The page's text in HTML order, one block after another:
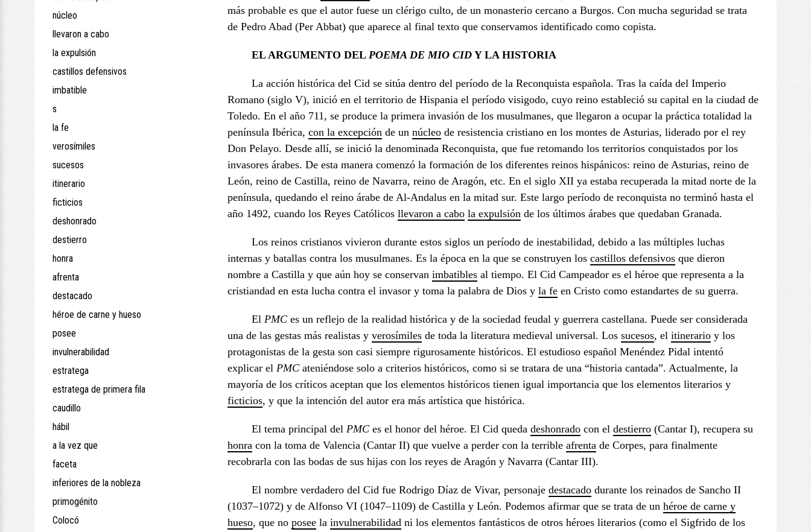
núcleo
llevaron a cabo
la expulsión
castillos defensivos
imbatible
s
la fe
verosímiles
sucesos
itinerario
ficticios
deshonrado
destierro
honra
afrenta
destacado
héroe de carne y hueso
posee
invulnerabilidad
estratega
estratega de primera fila
caudillo
hábil
a la vez que
faceta
inferiores de la nobleza
primogénito
Colocó
más probable es que el autor fuese un clérigo culto, de un monasterio cercano a Burgos. Con mucha seguridad se trata
de Pedro Abad (Per Abbat) que aparece al final texto que conservamos identificado como copista.
EL ARGUMENTO DEL POEMA DE MIO CID Y LA HISTORIA
La acción histórica del Cid se sitúa dentro del período de la Reconquista española. Tras la caída del Imperio
Romano (siglo V), inició en el territorio de Hispania el período visigodo, cuyo reino estableció su capital en la ciudad de
Toledo. En el año 711, se produce la primera invasión de los musulmanes, que llegaron a ocupar la práctica totalidad la
península Ibérica, con la excepción de un núcleo de resistencia cristiano en los montes de Asturias, liderado por el rey
Don Pelayo. Desde allí, se inició la denominada Reconquista, que fue retomando los territorios conquistados por los
invasores árabes. De esta manera comenzó la formación de los diferentes reinos hispánicos: reino de Asturias, reino de
León, reino de Castilla, reino de Navarra, reino de Aragón, etc. En el siglo XII ya estaba recuperada la mitad norte de la
península, quedando el reino árabe de Al-Andalus en la mitad sur. Este largo período de reconquista no terminó hasta el
año 1492, cuando los Reyes Católicos llevaron a cabo la expulsión de los últimos árabes que quedaban Granada.
Los reinos cristianos vivieron durante estos siglos un período de inestabilidad, debido a las múltiples luchas
internas y batallas contra los musulmanes. Es la época en la que se construyen los castillos defensivos que dieron
nombre a Castilla y que aún hoy se conservan imbatibles al tiempo. El Cid Campeador es el héroe que representa a la
cristiandad en esta lucha contra el invasor y toma la palabra de Dios y la fe en Cristo como estandartes de su guerra.
El PMC es un reflejo de la realidad histórica y de la sociedad feudal y guerrera castellana. Puede ser considerada
una de las gestas más realistas y verosímiles de toda la literatura medieval universal. Los sucesos, el itinerario y los
protagonistas de la gesta son casi siempre rigurosamente históricos. El estudioso español Menéndez Pidal intentó
explicar el PMC ateniéndose solo a criterios históricos, como si se tratara de una “historia cantada”. Actualmente, la
mayoría de los críticos aceptan que los elementos históricos tienen igual importancia que los elementos literarios y
ficticios, y que la intención del autor era más artística que histórica.
El tema principal del PMC es el honor del héroe. El Cid queda deshonrado con el destierro (Cantar I), recupera su
honra con la toma de Valencia (Cantar II) que vuelve a perder con la terrible afrenta de Corpes, para finalmente
recobrarla con las bodas de sus hijas con los reyes de Aragón y Navarra (Cantar III).
El nombre verdadero del Cid fue Rodrigo Díaz de Vivar, personaje destacado durante los reinados de Sancho II
(1037–1072) y de Alfonso VI (1047–1109) de Castilla y León. Podemos afirmar que se trata de un héroe de carne y
hueso, que no posee la invulnerabilidad ni los elementos fantásticos de otros héroes literarios (como el Sigfrido de los